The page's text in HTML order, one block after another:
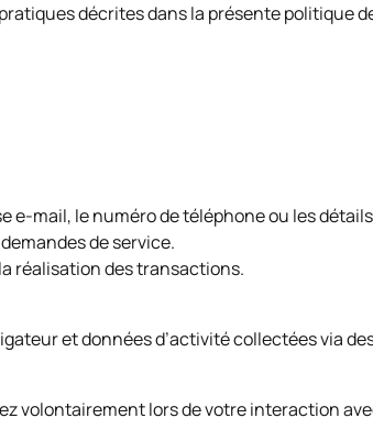
décrites dans la présente politique
e-mail, le numéro de téléphone ou les
de service.
réalisation des transactions.
et données d’activité collectées via
volontairement lors de votre interaction